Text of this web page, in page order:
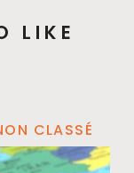
LIKE
CLASSÉ